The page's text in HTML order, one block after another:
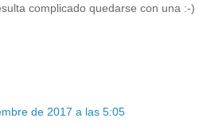
complicado quedarse con una :-)
de 2017 a las 5:05